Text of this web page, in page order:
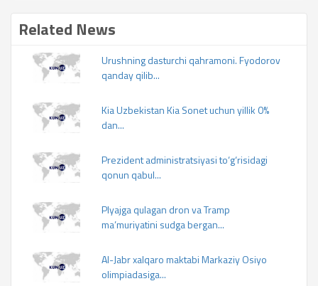
Related News
Urushning dasturchi qahramoni. Fyodorov
qanday qilib...
Kia Uzbekistan Kia Sonet uchun yillik 0%
dan...
Prezident administratsiyasi to‘g‘risidagi
qonun qabul...
Plyajga qulagan dron va Tramp
ma’muriyatini sudga bergan...
Al-Jabr xalqaro maktabi Markaziy Osiyo
olimpiadasiga...